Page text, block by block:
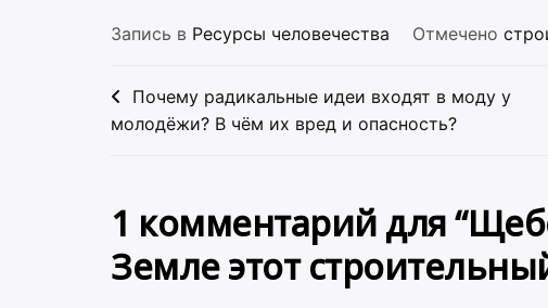
Запись в Ресурсы человечества Отмечено
Навигация
по
Почему радикальные идеи входят в моду у
молодёжи? В чём их вред и опасность?
1 комментарий для “
Земле этот